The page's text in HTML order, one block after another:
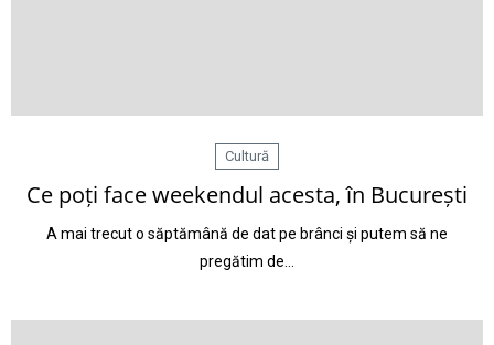
Cultură
Ce poți face weekendul acesta, în București
A mai trecut o săptămână de dat pe brânci și putem să ne
pregătim de…